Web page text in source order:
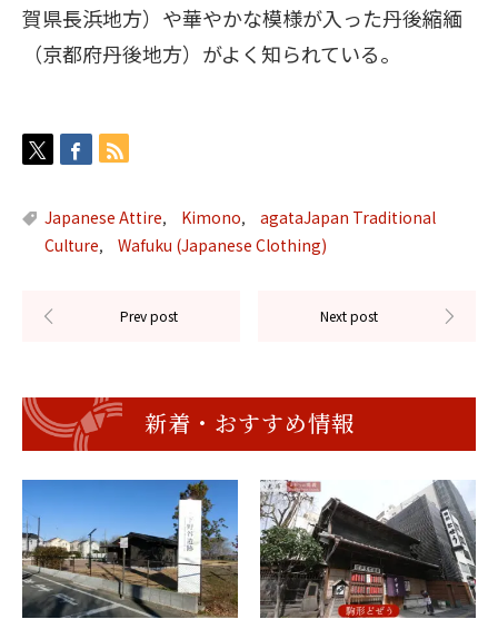
賀県長浜地方）や華やかな模様が入った丹後縮緬
（京都府丹後地方）がよく知られている。
Japanese Attire, Kimono,
agataJapan Traditional
Culture, Wafuku (Japanese Clothing)
新着・おすすめ情報